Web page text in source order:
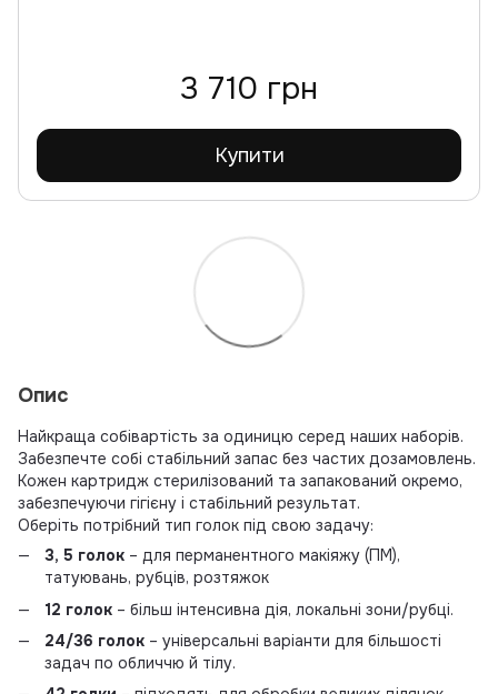
3 710 грн
Купити
Опис
Найкраща собівартість за одиницю серед наших наборів.
Забезпечте собі стабільний запас без частих дозамовлень.
Кожен картридж стерилізований та запакований окремо,
забезпечуючи гігієну і стабільний результат.
Оберіть потрібний тип голок під свою задачу:
3, 5 голок – для перманентного макіяжу (ПМ),
татуювань, рубців, розтяжок
12 голок – більш інтенсивна дія, локальні зони/рубці.
24/36 голок – універсальні варіанти для більшості
задач по обличчю й тілу.